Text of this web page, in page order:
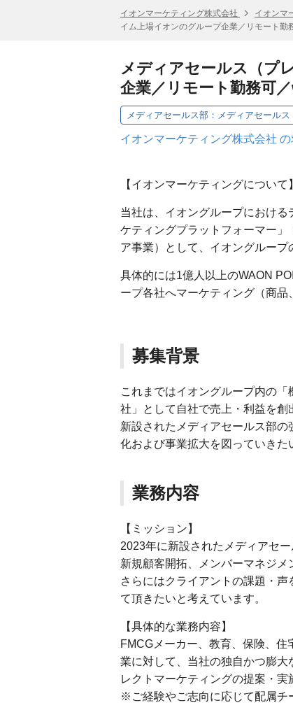
イオンマーケティング株式会社 イオンマ
イム上場イオンのグループ企業／リモート勤
メディアセールス（プ
企業／リモート勤務可
イオンマーケティング株式会社
【イオンマーケティングに
当社は、イオングループにおけ
ケティングプラットフォーマー
ア事業）として、イオングループ
具体的には1億人以上のWAON
ープ各社へマーケティング（商品
募集背景
これまではイオングループ内の
社」として自社で売上・利益を
新設されたメディアセールス部
化および事業拡大を図っていきた
業務内容
【ミッション】
2023年に新設されたメディアセ
新規顧客開拓、メンバーマネジメ
さらにはクライアントの課題・
て頂きたいと考えています。
【具体的な業務内容】
FMCGメーカー、教育、保険、
業に対して、当社の独自かつ膨
レクトマーケティングの提案・実
※ご経験やご志向に応じて配属チ